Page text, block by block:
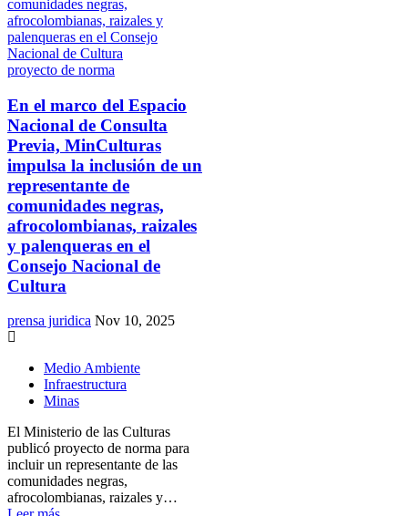
proyecto de norma
En el marco del Espacio
Nacional de Consulta
Previa, MinCulturas
impulsa la inclusión de un
representante de
comunidades negras,
afrocolombianas, raizales
y palenqueras en el
Consejo Nacional de
Cultura
prensa juridica Nov 10, 2025
Medio Ambiente
Infraestructura
Minas
El Ministerio de las Culturas
publicó proyecto de norma para
incluir un representante de las
comunidades negras,
afrocolombianas, raizales y…